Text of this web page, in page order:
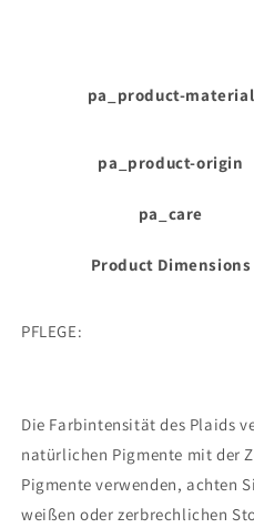
pa_product-material
pa_product-origin
pa_care
Product Dimensions
PFLEGE:
Die Farbintensität des Plaids
natürlichen Pigmente mit der
Pigmente verwenden, achten
weißen oder zerbrechlichen